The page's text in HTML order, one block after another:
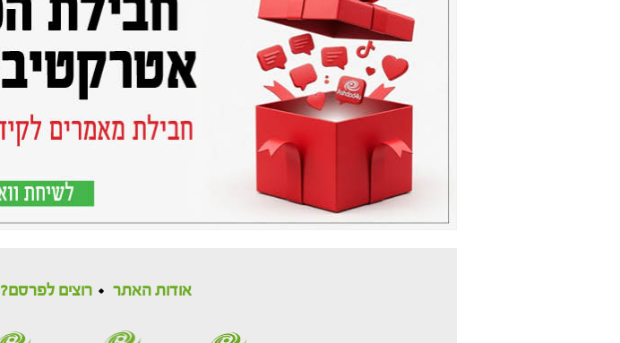
אודות האתר רוצים לפרסם?